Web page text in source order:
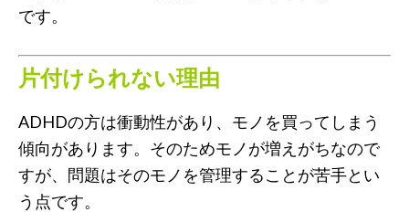
です。
片付けられない理由
ADHDの方は衝動性があり、モノを買ってしまう
傾向があります。そのためモノが増えがちなので
すが、問題はそのモノを管理することが苦手とい
う点です。